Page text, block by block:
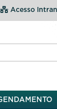
Acesso